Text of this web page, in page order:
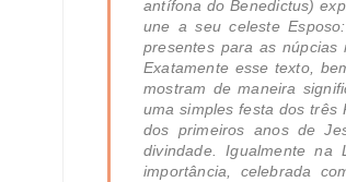
antífona do Benedictus)
une a seu celeste
presentes para as núpcias
Exatamente esse texto,
mostram de maneira
uma simples festa dos três
dos primeiros anos de
divindade. Igualmente
importância, celebrada